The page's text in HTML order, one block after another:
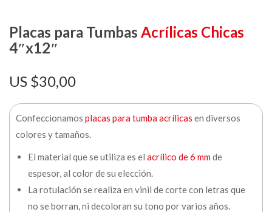
Placas para Tumbas Acrílicas Chicas
4″x12″
$30,00
Confeccionamos placas para tumba acrílicas en diversos
colores y tamaños.
El material que se utiliza es el acrílico de 6 mmde
espesor, al color de su elección.
La rotulación se realiza en vinil de corte con letras que
no se borran, ni decoloran su tono por varios años.